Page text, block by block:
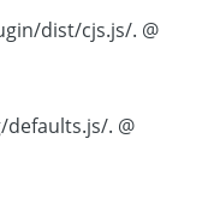
dist/cjs.js
defaults.js